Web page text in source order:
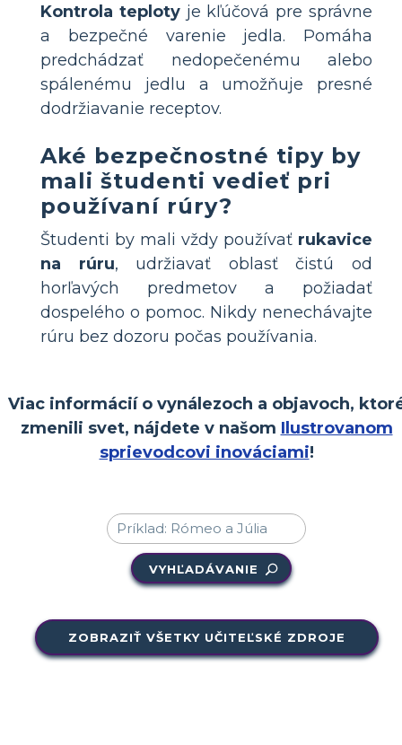
Kontrola teplotyje kľúčová pre správne
a bezpečné varenie jedla. Pomáha
predchádzať nedopečenému alebo
spálenému jedlu a umožňuje presné
dodržiavanie receptov.
Aké bezpečnostné tipy by
mali študenti vedieť pri
používaní rúry?
Študenti by mali vždy používať rukavice
na rúru, udržiavať oblasť čistú od
horľavých predmetov a požiadať
dospelého o pomoc. Nikdy nenechávajte
rúru bez dozoru počas používania.
Viac informácií o vynálezoch a objavoch,
zmenili svet, nájdete v našom Ilustrovanom
sprievodcovi inováciami!
VYHĽADÁVANIE
ZOBRAZIŤ VŠETKY UČITEĽSKÉ ZDROJE